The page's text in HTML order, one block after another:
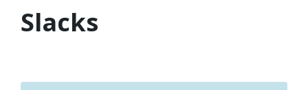
Slacks